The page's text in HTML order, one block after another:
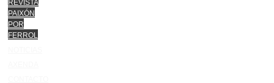
REVISTA
PAIXÓN
POR
FERROL